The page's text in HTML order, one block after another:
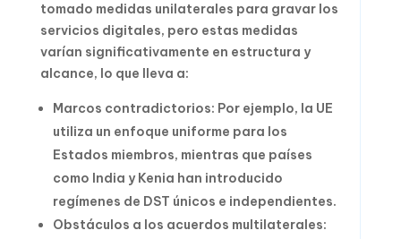
tomado medidas unilaterales para gravar los
servicios digitales, pero estas medidas
varían significativamente en estructura y
alcance, lo que lleva a:
Marcos contradictorios: Por ejemplo, la UE
utiliza un enfoque uniforme para los
Estados miembros, mientras que países
como India y Kenia han introducido
regímenes de DST únicos e independientes.
Obstáculos a los acuerdos multilaterales: